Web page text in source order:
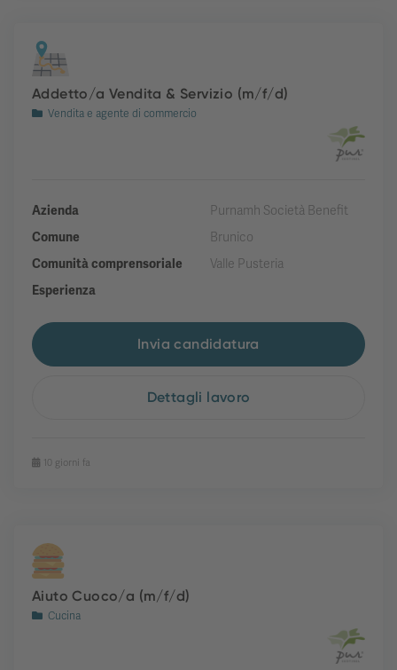
Addetto/a Vendita & Servizio (m/f/d)
Vendita e agente di commercio
Azienda
Purnamh Società Benefit
Comune
Brunico
Comunità comprensoriale
Valle Pusteria
Esperienza
Invia candidatura
Dettagli lavoro
10 giorni fa
Aiuto Cuoco/a (m/f/d)
Cucina